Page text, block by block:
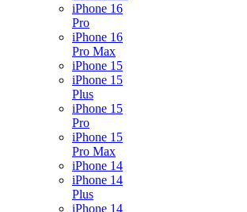
iPhone 16
Pro
iPhone 16
Pro Max
iPhone 15
iPhone 15
Plus
iPhone 15
Pro
iPhone 15
Pro Max
iPhone 14
iPhone 14
Plus
iPhone 14